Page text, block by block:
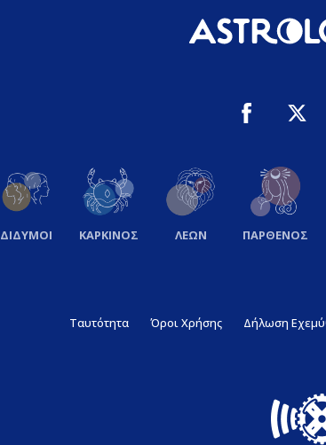
ΔΙΔΥΜΟΙ ΚΑΡΚΙΝΟΣ ΛΕΩΝ ΠΑΡΘΕΝΟΣ
Ταυτότητα Όροι Χρήσης Δήλωση